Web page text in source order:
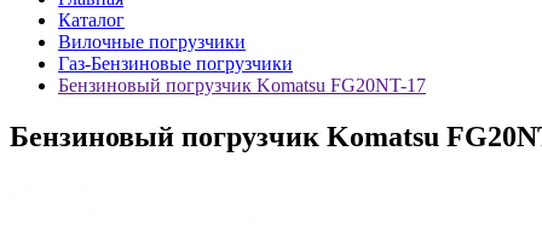
Каталог
Вилочные погрузчики
Газ-Бензиновые погрузчики
Бензиновый погрузчик Komatsu FG20NT-17
Бензиновый погрузчик Komatsu